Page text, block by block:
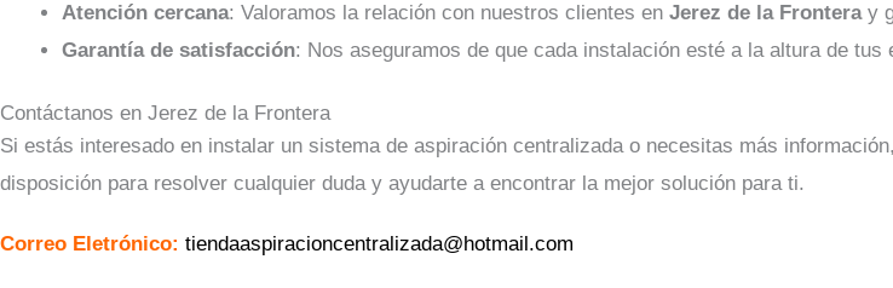
Atención cercana: Valoramos la relación con nuestros clientes en Jerez de la Fronteray
Garantía de satisfacción: Nos aseguramos de que cada instalación esté a la altura de tus
Contáctanos en Jerez de la Frontera
Si estás interesado en instalar un sistema de aspiración centralizada o necesitas más
disposición para resolver cualquier duda y ayudarte a encontrar la mejor solución para ti.
Correo Eletrónico: tiendaaspiracioncentralizada@hotmail.com